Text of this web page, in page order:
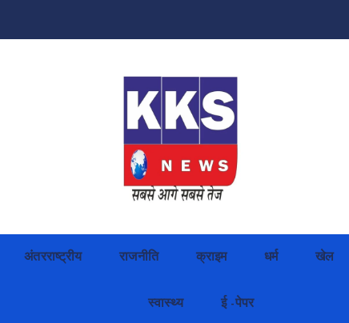
अंतरराष्ट्रीय राजनीति क्राइम धर्म खेल
स्वास्थ्य ई -पेपर